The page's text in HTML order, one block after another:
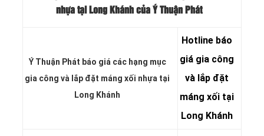
nhựa tại Long Khánh của Ý Thuận Phát
Ý Thuận Phát báo giá các hạng mục
gia công và lắp đặt máng xối nhựa tại
Long Khánh
Hotlinebáo
giá gia công
và lắp đặt
máng xối tại
Long Khánh